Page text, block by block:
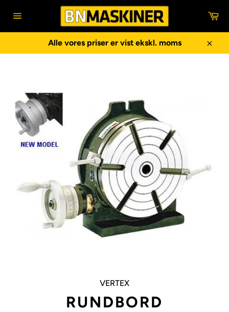
Sidenavigering
Alle vores priser er vist ekskl. moms
Luk
VERTEX
RUNDBORD